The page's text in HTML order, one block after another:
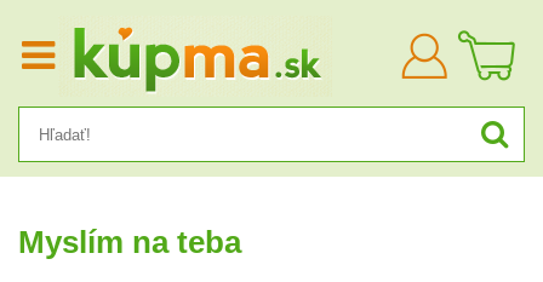
Prihlásiť
sa
Myslím na teba